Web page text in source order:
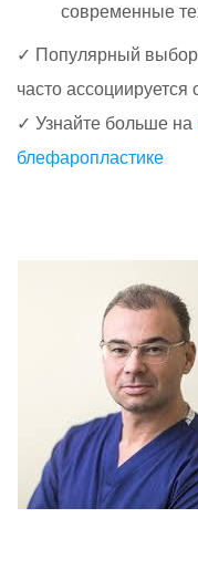
современные
✓ Популярный
часто ассоциируется
✓ Узнайте больше на
блефаропластике